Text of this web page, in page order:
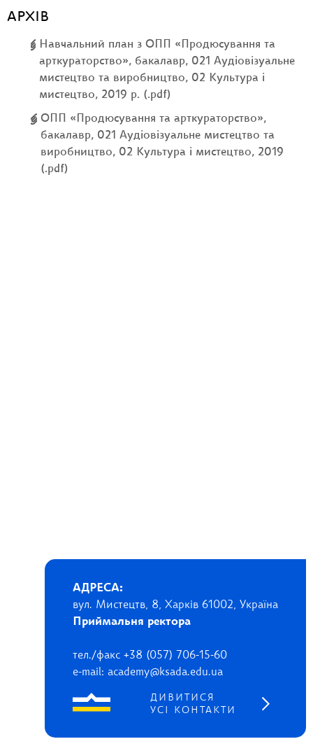
АРХІВ
Навчальний план з ОПП «Продюсування та
арткураторство», бакалавр, 021 Аудіовізуальне
мистецтво та виробництво, 02 Культура і
мистецтво, 2019 р. (.pdf)
ОПП «Продюсування та арткураторство»,
бакалавр, 021 Аудіовізуальне мистецтво та
виробництво, 02 Культура і мистецтво, 2019
(.pdf)
АДРЕСА:
вул. Мистецтв, 8, Харків 61002, Україна
Приймальня ректора
тел./факс +38 (057) 706-15-60
e-mail: academy@ksada.edu.ua
ДИВИТИСЯ
УСІ КОНТАКТИ